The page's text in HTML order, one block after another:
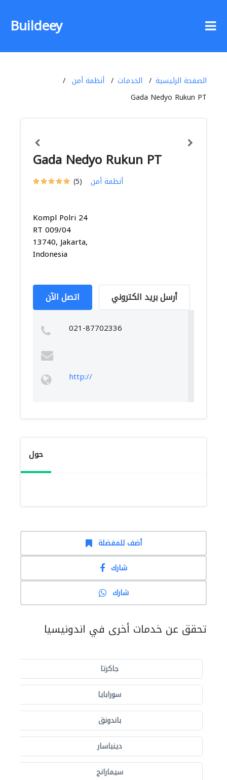
Buildeey
الصفحة الرئيسية الخدمات
أنظمة أمن
Gada Nedyo Rukun PT
Gada Nedyo Rukun PT
(5) أنظمة أمن
Kompl Polri 24
RT 009/04
13740, Jakarta,
Indonesia
اتصل الآن أرسل بريد الكتروني
021-87702336
http://
حول
أضف للمفضلة
شارك
شارك
تحقق عن خدمات أخرى في اندونيسيا
جاكرتا
سورابايا
باندونق
دينباسار
سيمارانج